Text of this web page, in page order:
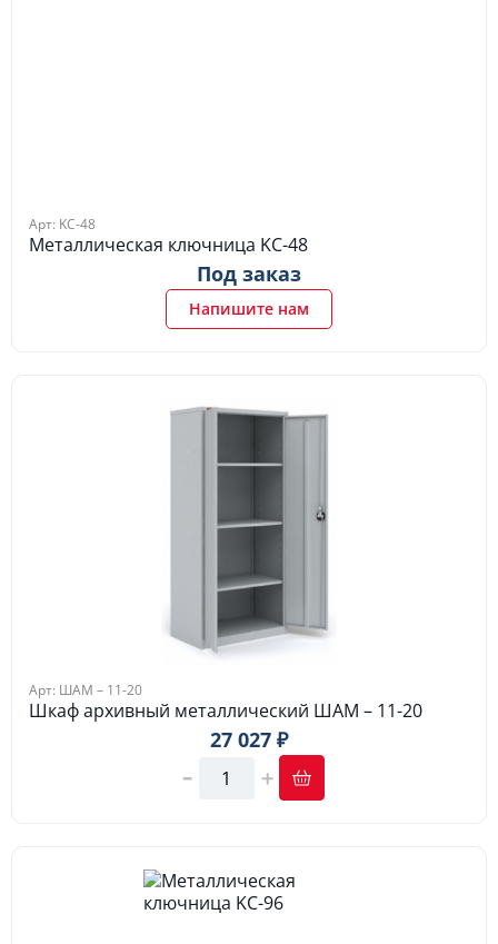
Арт: KC-48
Металлическая ключница KC-48
Под заказ
Напишите нам
Арт: ШАМ – 11-20
Шкаф архивный металлический ШАМ – 11-20
27 027 ₽